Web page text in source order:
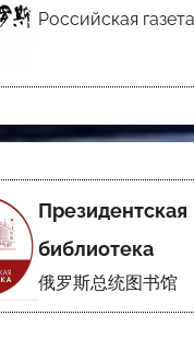
Российская газета
Президентская
библиотека
俄罗斯总统图书馆